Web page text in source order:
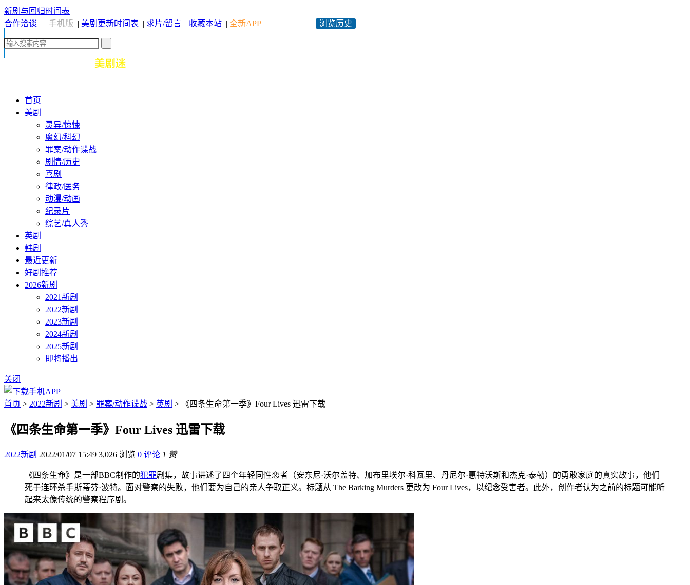
新剧与回归时间表
合作洽谈 | 手机版 | 美剧更新时间表 | 求片/留言 | 收藏本站 | 全新APP | | 浏览历史
首页
美剧
灵异/惊悚
魔幻/科幻
罪案/动作谍战
剧情/历史
喜剧
律政/医务
动漫/动画
纪录片
综艺/真人秀
英剧
韩剧
最近更新
好剧推荐
2026新剧
2021新剧
2022新剧
2023新剧
2024新剧
2025新剧
即将播出
关闭
首页 > 2022新剧 > 美剧 > 罪案/动作谍战 > 英剧 > 《四条生命第一季》Four Lives 迅雷下载
《四条生命第一季》Four Lives 迅雷下载
2022新剧 2022/01/07 15:49 3,026 浏览 0 评论 1 赞
《四条生命》是一部BBC制作的犯罪剧集，故事讲述了四个年轻同性恋者（安东尼·沃尔盖特、加布里埃尔·科瓦里、丹尼尔·惠特沃斯和杰克·泰勒）的勇敢家庭的真实故事，他们
死于连环杀手斯蒂芬·波特。面对警察的失败，他们要为自己的亲人争取正义。标题从 The Barking Murders 更改为 Four Lives，以纪念受害者。此外，创作者认为之前的标题可能听
起来太像传统的警察程序剧。